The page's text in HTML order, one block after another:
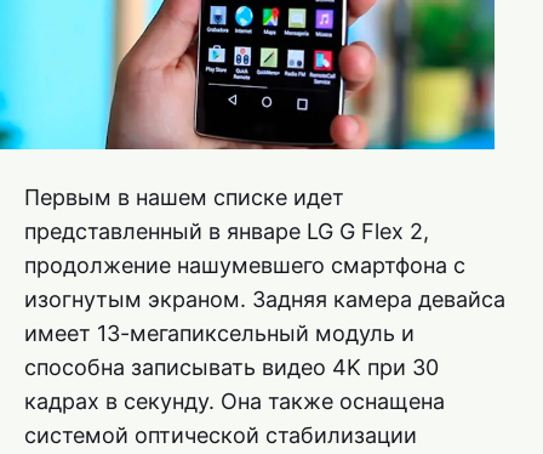
Первым в нашем списке идет
представленный в январе LG G Flex 2,
продолжение нашумевшего смартфона с
изогнутым экраном. Задняя камера девайса
имеет 13-мегапиксельный модуль и
способна записывать видео 4K при 30
кадрах в секунду. Она также оснащена
системой оптической стабилизации